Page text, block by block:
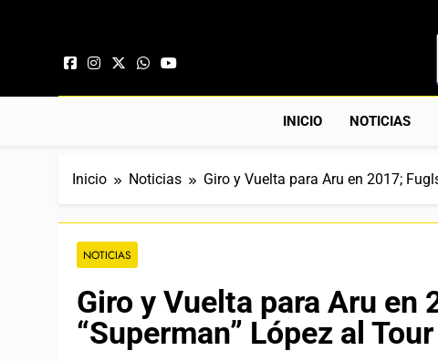
INICIO NOTICIAS
Inicio Noticias Giro y Vuelta para Aru en 2017;
NOTICIAS
Giro y Vuelta para Aru en
“Superman” López al Tour